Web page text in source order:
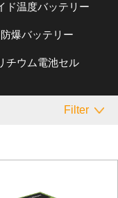
ド温度バッテリー
防爆バッテリー
チウム電池セル
Filter